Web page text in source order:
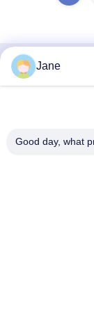
Contato
Dayu Road,
Jane
Good day, what